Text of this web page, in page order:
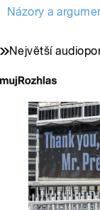
Názory a
Největší